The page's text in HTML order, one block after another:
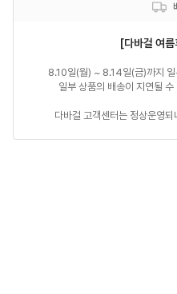
[다바걸 여
8.10일(월) ~ 8.14일(금)까지 일
일부 상품의 배송이 지연될
다바걸 고객센터는 정상운영